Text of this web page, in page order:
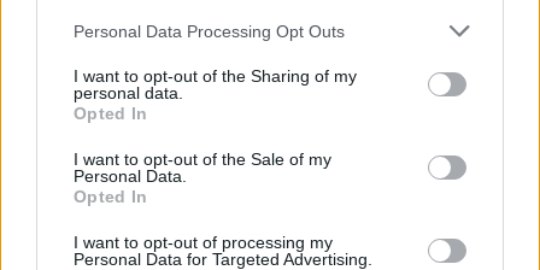
Please note that this website/app uses one or more Google
not limited to your visit or usage behaviour. You may click to
grant or deny consent to Google and its third-party tags to
use your data for below specified purposes in below Google
consent section.
Personal Data Processing Opt Outs
I want to opt-out of the Sharing of my
personal data.
Opted In
I want to opt-out of the Sale of my
Personal Data.
Opted In
I want to opt-out of processing my
Personal Data for Targeted Advertising.
Ha meglátod Justin Timberlake
Valentin-napi üzenetét, elolvad a
szíved